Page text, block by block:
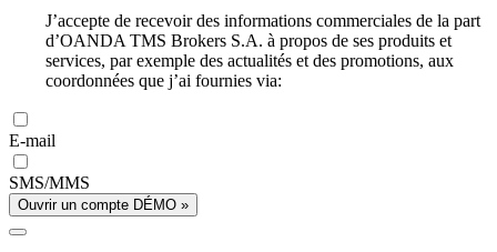
J’accepte de recevoir des informations commerciales de la part
d’OANDA TMS Brokers S.A. à propos de ses produits et
services, par exemple des actualités et des promotions, aux
coordonnées que j’ai fournies via:
E-mail
SMS/MMS
Ouvrir un compte DÉMO »